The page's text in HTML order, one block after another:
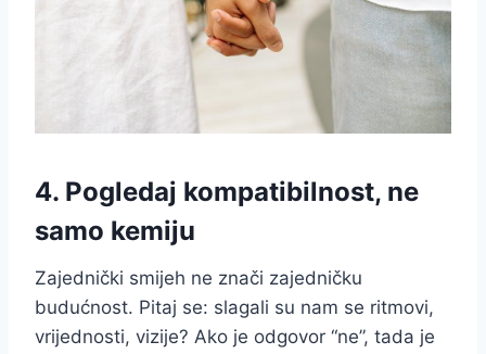
4. Pogledaj kompatibilnost, ne
samo kemiju
Zajednički smijeh ne znači zajedničku
budućnost. Pitaj se: slagali su nam se ritmovi,
vrijednosti, vizije? Ako je odgovor “ne”, tada je